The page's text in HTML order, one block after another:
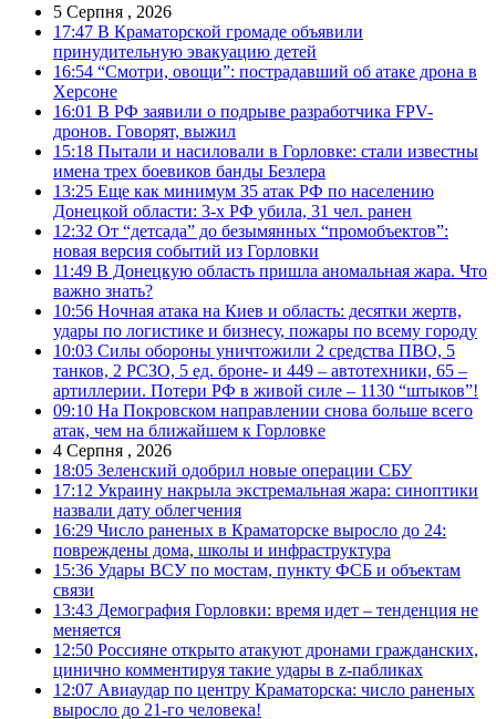
5 Серпня , 2026
17:47 В Краматорской громаде объявили
принудительную эвакуацию детей
16:54 “Смотри, овощи”: пострадавший об атаке дрона в
Херсоне
16:01 В РФ заявили о подрыве разработчика FPV-
дронов. Говорят, выжил
15:18 Пытали и насиловали в Горловке: стали известны
имена трех боевиков банды Безлера
13:25 Еще как минимум 35 атак РФ по населению
Донецкой области: 3-х РФ убила, 31 чел. ранен
12:32 От “детсада” до безымянных “промобъектов”:
новая версия событий из Горловки
11:49 В Донецкую область пришла аномальная жара. Что
важно знать?
10:56 Ночная атака на Киев и область: десятки жертв,
удары по логистике и бизнесу, пожары по всему городу
10:03 Силы обороны уничтожили 2 средства ПВО, 5
танков, 2 РСЗО, 5 ед. броне- и 449 – автотехники, 65 –
артиллерии. Потери РФ в живой силе – 1130 “штыков”!
09:10 На Покровском направлении снова больше всего
атак, чем на ближайшем к Горловке
4 Серпня , 2026
18:05 Зеленский одобрил новые операции СБУ
17:12 Украину накрыла экстремальная жара: синоптики
назвали дату облегчения
16:29 Число раненых в Краматорске выросло до 24:
повреждены дома, школы и инфраструктура
15:36 Удары ВСУ по мостам, пункту ФСБ и объектам
связи
13:43 Демография Горловки: время идет – тенденция не
меняется
12:50 Россияне открыто атакуют дронами гражданских,
цинично комментируя такие удары в z-пабликах
12:07 Авиаудар по центру Краматорска: число раненых
выросло до 21-го человека!